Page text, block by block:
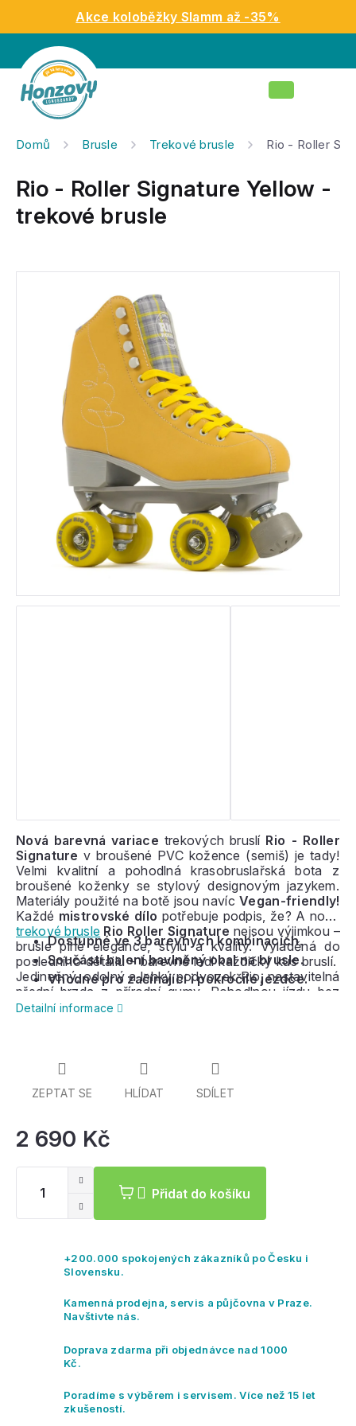
obsah
Akce koloběžky Slamm až -35%
Nákupní
Domů Brusle Trekové brusle Rio - Roller
Rio - Roller Signature Yellow -
trekové brusle
2 690 Kč
Přidat do košíku
Nová barevná variace trekových bruslí Rio - Roller
Signature v broušené PVC kožence (semiš) je tady!
Velmi kvalitní a pohodlná krasobruslařská bota z
broušené koženky se stylový designovým jazykem.
Materiály použité na botě jsou navícVegan-friendly!
Každé mistrovské dílo potřebuje podpis, že? A nové
trekové brusle Rio Roller Signature nejsou výjimkou –
brusle plné elegance, stylu a kvality. Vyladěná do
posledního detailu - barevně ladí každičký kus bruslí.
Jedinečný, odolný a lehký podvozek Rio, nastavitelná
přední brzda z přírodní gumy. Pohodlnou jízdu bez
námahy ti zajistí kolečka
Dostupné ve 3 barevných kombinacích.
Součástí balení bavlněný obal na brusle.
Vhodné pro začínající i pokročilé jezdce.
Detailní informace
ZEPTAT SE HLÍDAT SDÍLET
+200.000 spokojených zákazníků po Česku i
Slovensku.
Kamenná prodejna, servis a půjčovna v Praze.
Navštivte nás.
Doprava zdarma při objednávce nad 1000
Kč.
Poradíme s výběrem i servisem. Více než 15 let
zkušeností.